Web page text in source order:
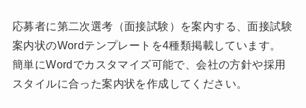
応募者に第二次選考（面接試験）を案内する、面接試験
案内状のWordテンプレートを4種類掲載しています。
簡単にWordでカスタマイズ可能で、会社の方針や採用
スタイルに合った案内状を作成してください。